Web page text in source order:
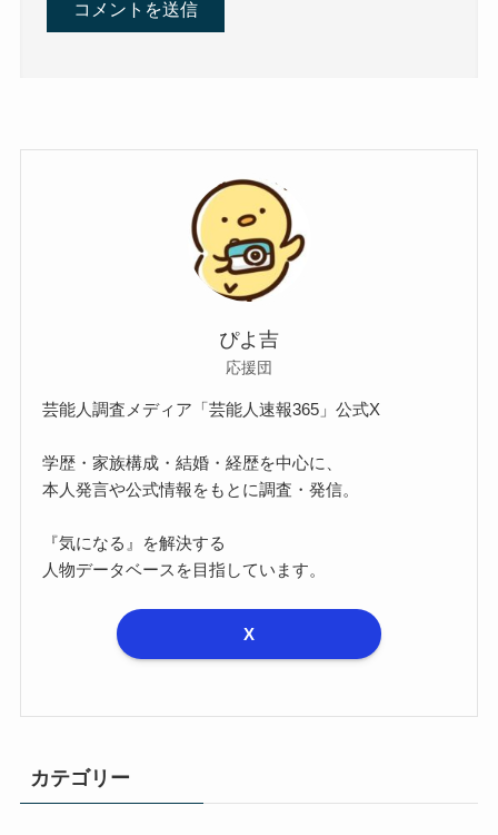
ぴよ吉
応援団
芸能人調査メディア「芸能人速報365」公式X
学歴・家族構成・結婚・経歴を中心に、
本人発言や公式情報をもとに調査・発信。
『気になる』を解決する
人物データベースを目指しています。
X
カテゴリー